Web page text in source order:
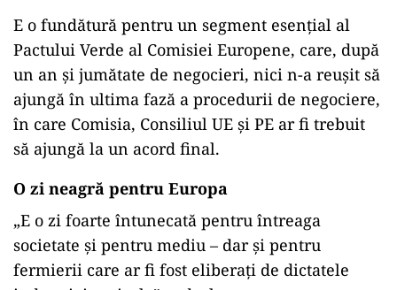
E o fundătură pentru un segment esențial al
Pactului Verde al Comisiei Europene, care, după
un an și jumătate de negocieri, nici n-a reușit să
ajungă în ultima fază a procedurii de negociere,
în care Comisia, Consiliul UE și PE ar fi trebuit
să ajungă la un acord final.